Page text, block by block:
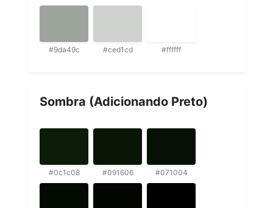
#9da49c #ced1cd #ffffff
Sombra (Adicionando Preto)
#0c1c08 #091606 #071004